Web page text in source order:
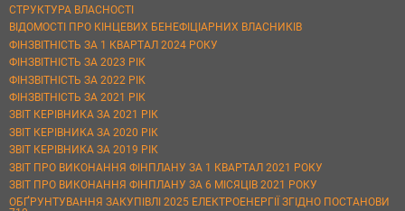
СТРУКТУРА ВЛАСНОСТІ
ВІДОМОСТІ ПРО КІНЦЕВИХ БЕНЕФІЦІАРНИХ ВЛАСНИКІВ
ФІНЗВІТНІСТЬ ЗА 1 КВАРТАЛ 2024 РОКУ
ФІНЗВІТНІСТЬ ЗА 2023 РІК
ФІНЗВІТНІСТЬ ЗА 2022 РІК
ФІНЗВІТНІСТЬ ЗА 2021 РІК
ЗВІТ КЕРІВНИКА ЗА 2021 РІК
ЗВІТ КЕРІВНИКА ЗА 2020 РІК
ЗВІТ КЕРІВНИКА ЗА 2019 РІК
ЗВІТ ПРО ВИКОНАННЯ ФІНПЛАНУ ЗА 1 КВАРТАЛ 2021 РОКУ
ЗВІТ ПРО ВИКОНАННЯ ФІНПЛАНУ ЗА 6 МІСЯЦІВ 2021 РОКУ
ОБҐРУНТУВАННЯ ЗАКУПІВЛІ 2025 ЕЛЕКТРОЕНЕРГІЇ ЗГІДНО ПОСТАНОВИ